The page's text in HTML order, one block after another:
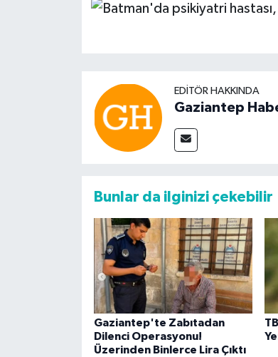
EDITÖR HAKKINDA
Gaziantep
Bunlar da ilginizi çekebilir
Gaziantep'te Zabıtadan
Dilenci Operasyonu!
Üzerinden Binlerce Lira Çıktı